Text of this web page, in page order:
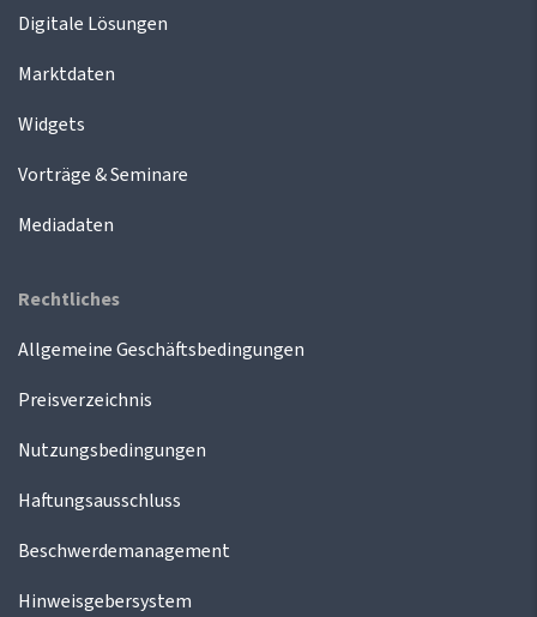
Digitale Lösungen
Marktdaten
Widgets
Vorträge & Seminare
Mediadaten
Rechtliches
Allgemeine Geschäftsbedingungen
Preisverzeichnis
Nutzungsbedingungen
Haftungsausschluss
Beschwerdemanagement
Hinweisgebersystem